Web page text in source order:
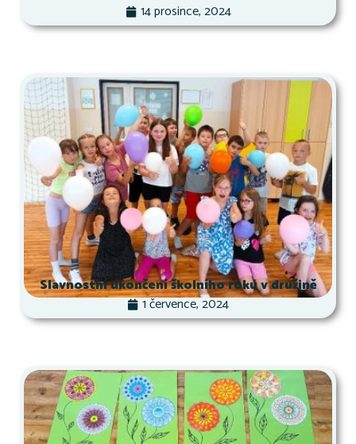
14 prosince, 2024
Slavnostní ukončení školního roku v družině
1 července, 2024